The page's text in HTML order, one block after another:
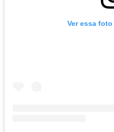
Ver essa